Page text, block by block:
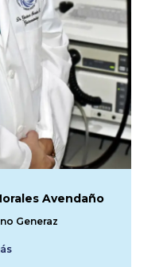
Avendaño
Generaz